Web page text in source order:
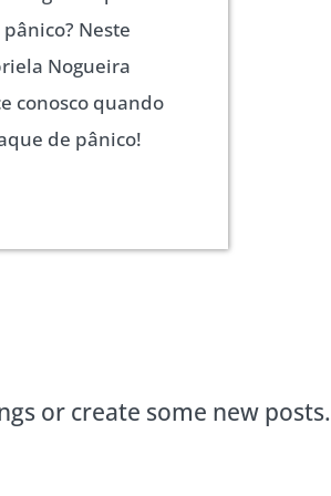
Neste
Nogueira
conosco quando
de pânico!
or create some new posts.